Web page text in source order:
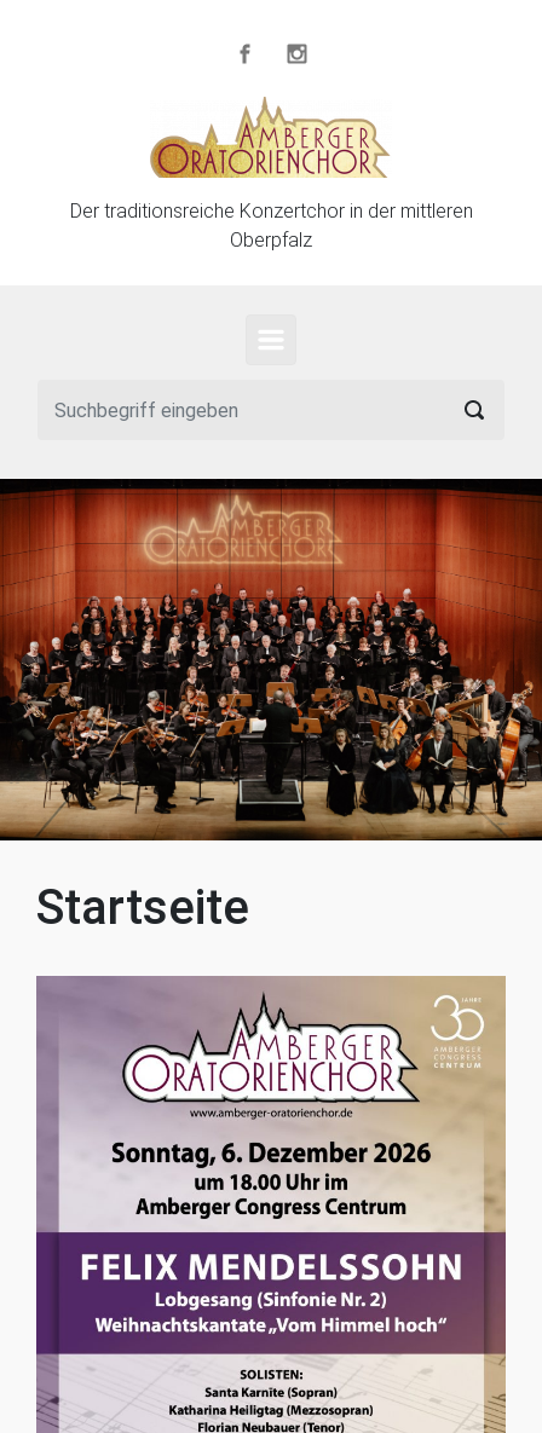
Der traditionsreiche Konzertchor in der mittleren
Oberpfalz
Startseite